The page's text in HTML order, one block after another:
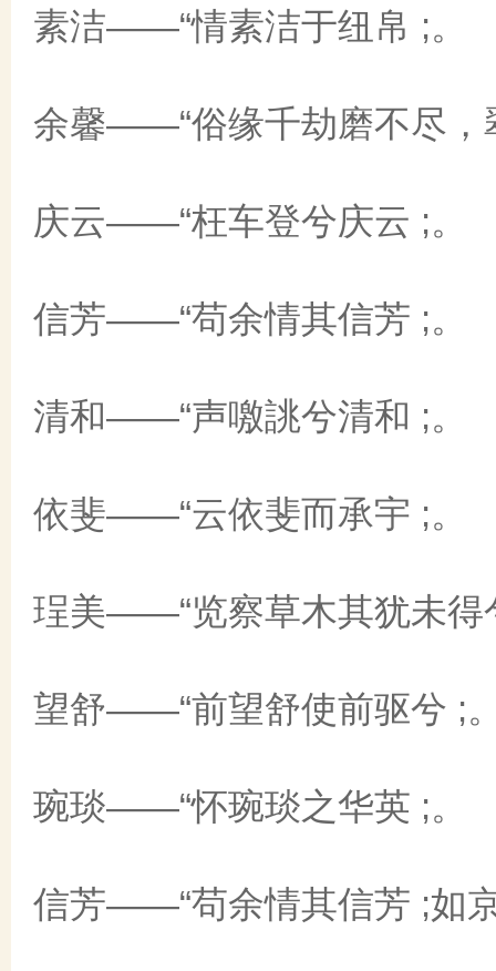
素洁——“情素洁于纽帛 ;。
余馨——“俗缘千劫磨不尽，
庆云——“枉车登兮庆云 ;。
信芳——“苟余情其信芳 ;。
清和——“声噭誂兮清和 ;。
依斐——“云依斐而承宇 ;。
珵美——“览察草木其犹未得
望舒——“前望舒使前驱兮 ;
琬琰——“怀琬琰之华英 ;。
信芳——“苟余情其信芳 ;如